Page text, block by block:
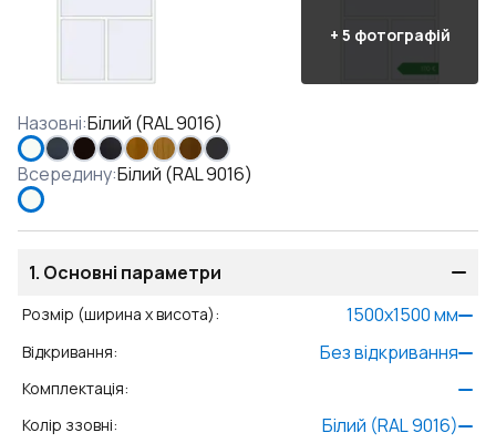
+ 5 фотографій
Назовні:Білий (RAL 9016)
Всередину:Білий (RAL 9016)
1. Основні параметри
Розмір (ширина x висота): 1500x1500мм
Відкривання: Без відкривання
Комплектація:
Колір ззовні: Білий (RAL 9016)